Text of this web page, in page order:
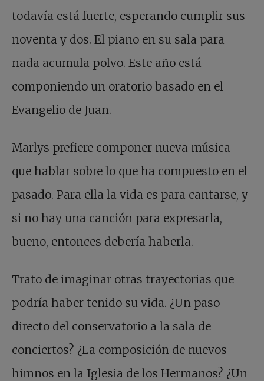
todavía está fuerte, esperando cumplir sus
noventa y dos. El piano en su sala para
nada acumula polvo. Este año está
componiendo un oratorio basado en el
Evangelio de Juan.
Marlys prefiere componer nueva música
que hablar sobre lo que ha compuesto en el
pasado. Para ella la vida es para cantarse, y
si no hay una canción para expresarla,
bueno, entonces debería haberla.
Trato de imaginar otras trayectorias que
podría haber tenido su vida. ¿Un paso
directo del conservatorio a la sala de
conciertos? ¿La composición de nuevos
himnos en la Iglesia de los Hermanos? ¿Un